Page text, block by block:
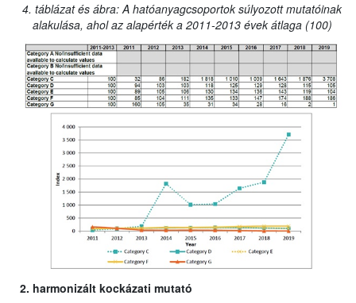
4. táblázat és ábra: A hatóanyagcsoportok súlyozott mutatóinak
alakulása, ahol az alapérték a 2011-2013 évek átlaga (100)
2. harmonizált kockázati mutató